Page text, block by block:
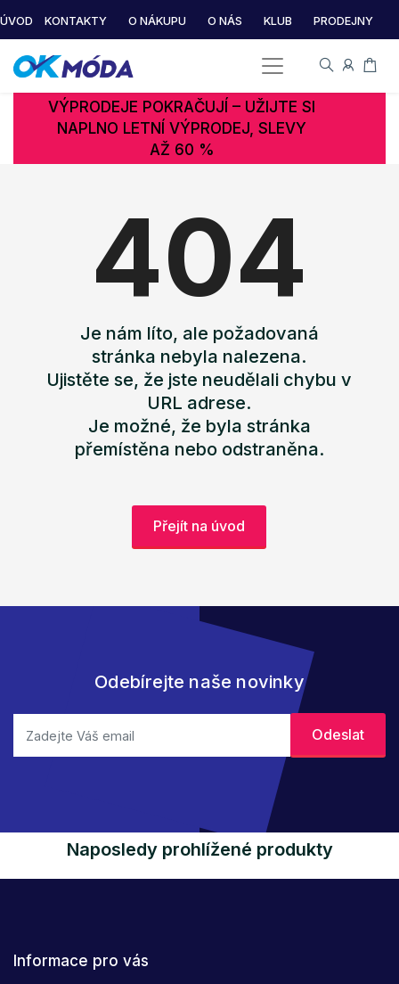
ÚVOD KONTAKTY O NÁKUPU O NÁS KLUB PRODEJNY
VÝPRODEJE POKRAČUJÍ – UŽIJTE SI
NAPLNO LETNÍ VÝPRODEJ, SLEVY
AŽ 60 %
404
Je nám líto, ale požadovaná
stránka nebyla nalezena.
Ujistěte se, že jste neudělali chybu v
URL adrese.
Je možné, že byla stránka
přemístěna nebo odstraněna.
Přejít na úvod
Odebírejte naše novinky
Naposledy prohlížené produkty
Informace pro vás